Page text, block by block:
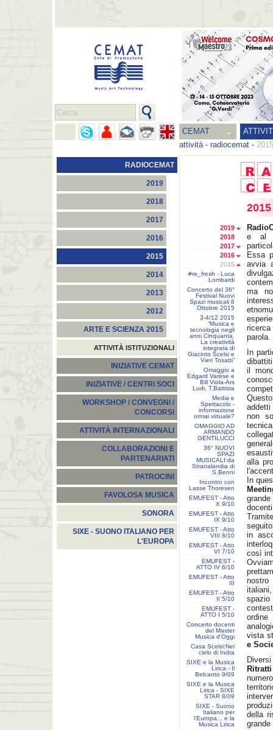
CEMAT
attività- radiocemat - 2015
RADIOCEMAT
2019
2018
2017
2016
2015
2014
2013
2012
ARTE E SCIENZA 2015
ATTIVITÀ ISTITUZIONALI
INIZIATIVE CEMAT
INIZIATIVE / CENTRI SOCI
WORKSHOP / CONVEGNI /
CONCORSI
ATTIVITÀ INTERNAZIONALI
COLLABORAZIONI E
PARTENARIATI
PATROCINI
FAVOLOSA MUSICA
SONORA
SIXE - SUONO ITALIANO PER
L'EUROPA
2019
2018
2017
2016
2015
#re_fresh - Luca
Lombardi
Concerto del 36°
Festival Nuovi
Spazi musicali 6
Ottobre 2015
3-4/12 2015
“Musica e
tecnologia negli
anni Cinquanta.
La creatività
integrata di
Giacinto Scelsi e
Vieri Tosatti”
Omaggio a
Edgard Varèse e
Bill Viola-Ars
Ludi, T.Battista
Media e
Spettacolo -
informazione
ormai virtuale?
OMAGGIO AD
ARMANDO
GENTILUCCI
36° NUOVI
SPAZI
MUSICALI:da
Stranalandia di
S.Benni
Incontro con
Lasse Thoresen
EMUFEST - Atto
X 9/10
EMUFEST - Atto
IX 9/10
EMUFEST - Atto
VIII 8/10
EMUFEST - Atto
VI 7/10
EMUFEST -
ATTO IV 6/10
EMUFEST - Atto
III
EMUFEST - Atto
II 5/10
EMUFEST -
ATTO I 5/10
Concerto docenti
del Master
Musica d'Oggi
Casa Scelsi:Nel
cielo di Indra
SIXE e la Musica
Lirica - Il
Belcanto 9/09
SIXE e la Musica
Lirica - SIXE
STAR 8/09
SIXE - Suono
Italiano per
l'Europa... e la
Musica Lirica
2015
e al
Essa
avvia
ma
parola.
In
il
non
alla
In
in
così
nostro
ordine
vista
e
Ritratti
della
grande